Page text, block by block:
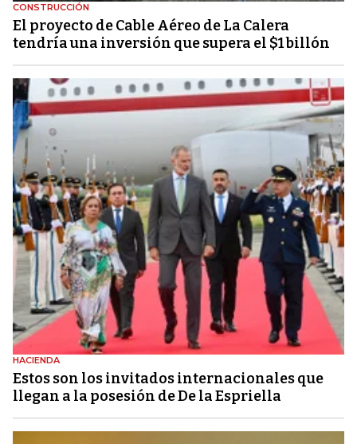
CONSTRUCCIÓN
El proyecto de Cable Aéreo de La Calera
tendría una inversión que supera el $1 billón
HACIENDA
Estos son los invitados internacionales que
llegan a la posesión de De la Espriella